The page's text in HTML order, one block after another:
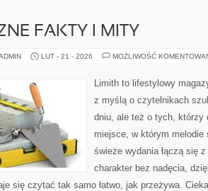
FAKTY I MITY
LUT - 21 - 2026 MOŻLIWOŚĆ
Limith to lifestylowy
z myślą o czytelnikach
dniu, ale też o tych, którzy
miejsce, w którym
świeże wydania łączą się
charakter bez nadęcia,
się czytać tak samo łatwo, jak przeżywa.